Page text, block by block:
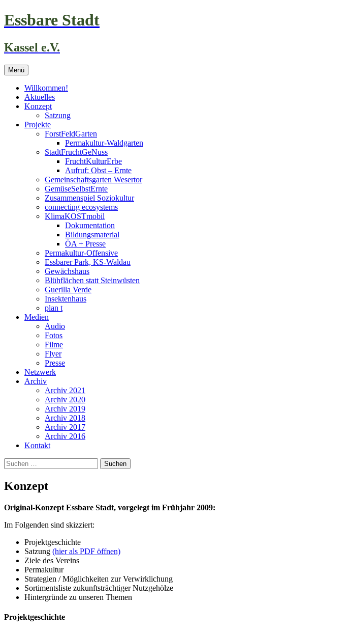
Zum
Inhalt
Essbare Stadt
Kassel e.V.
Menü
Willkommen!
Aktuelles
Konzept
Satzung
Projekte
ForstFeldGarten
Permakultur-Waldgarten
StadtFruchtGeNuss
FruchtKulturErbe
Aufruf: Obst – Ernte
Gemeinschaftsgarten Wesertor
GemüseSelbstErnte
Zusammenspiel Soziokultur
connecting ecosystems
KlimaKOSTmobil
Dokumentation
Bildungsmaterial
ÖA + Presse
Permakultur-Offensive
Essbarer Park, KS-Waldau
Gewächshaus
Blühflächen statt Steinwüsten
Guerilla Verde
Insektenhaus
plan t
Medien
Audio
Fotos
Filme
Flyer
Presse
Netzwerk
Archiv
Archiv 2021
Archiv 2020
Archiv 2019
Archiv 2018
Archiv 2017
Archiv 2016
Kontakt
Suchen
nach:
Konzept
Original-Konzept Essbare Stadt, vorgelegt im Frühjahr 2009:
Im Folgenden sind skizziert:
Projektgeschichte
Satzung (hier als PDF öffnen)
Ziele des Vereins
Permakultur
Strategien / Möglichkeiten zur Verwirklichung
Sortimentsliste zukunftsträchtiger Nutzgehölze
Hintergründe zu unseren Themen
Projektgeschichte